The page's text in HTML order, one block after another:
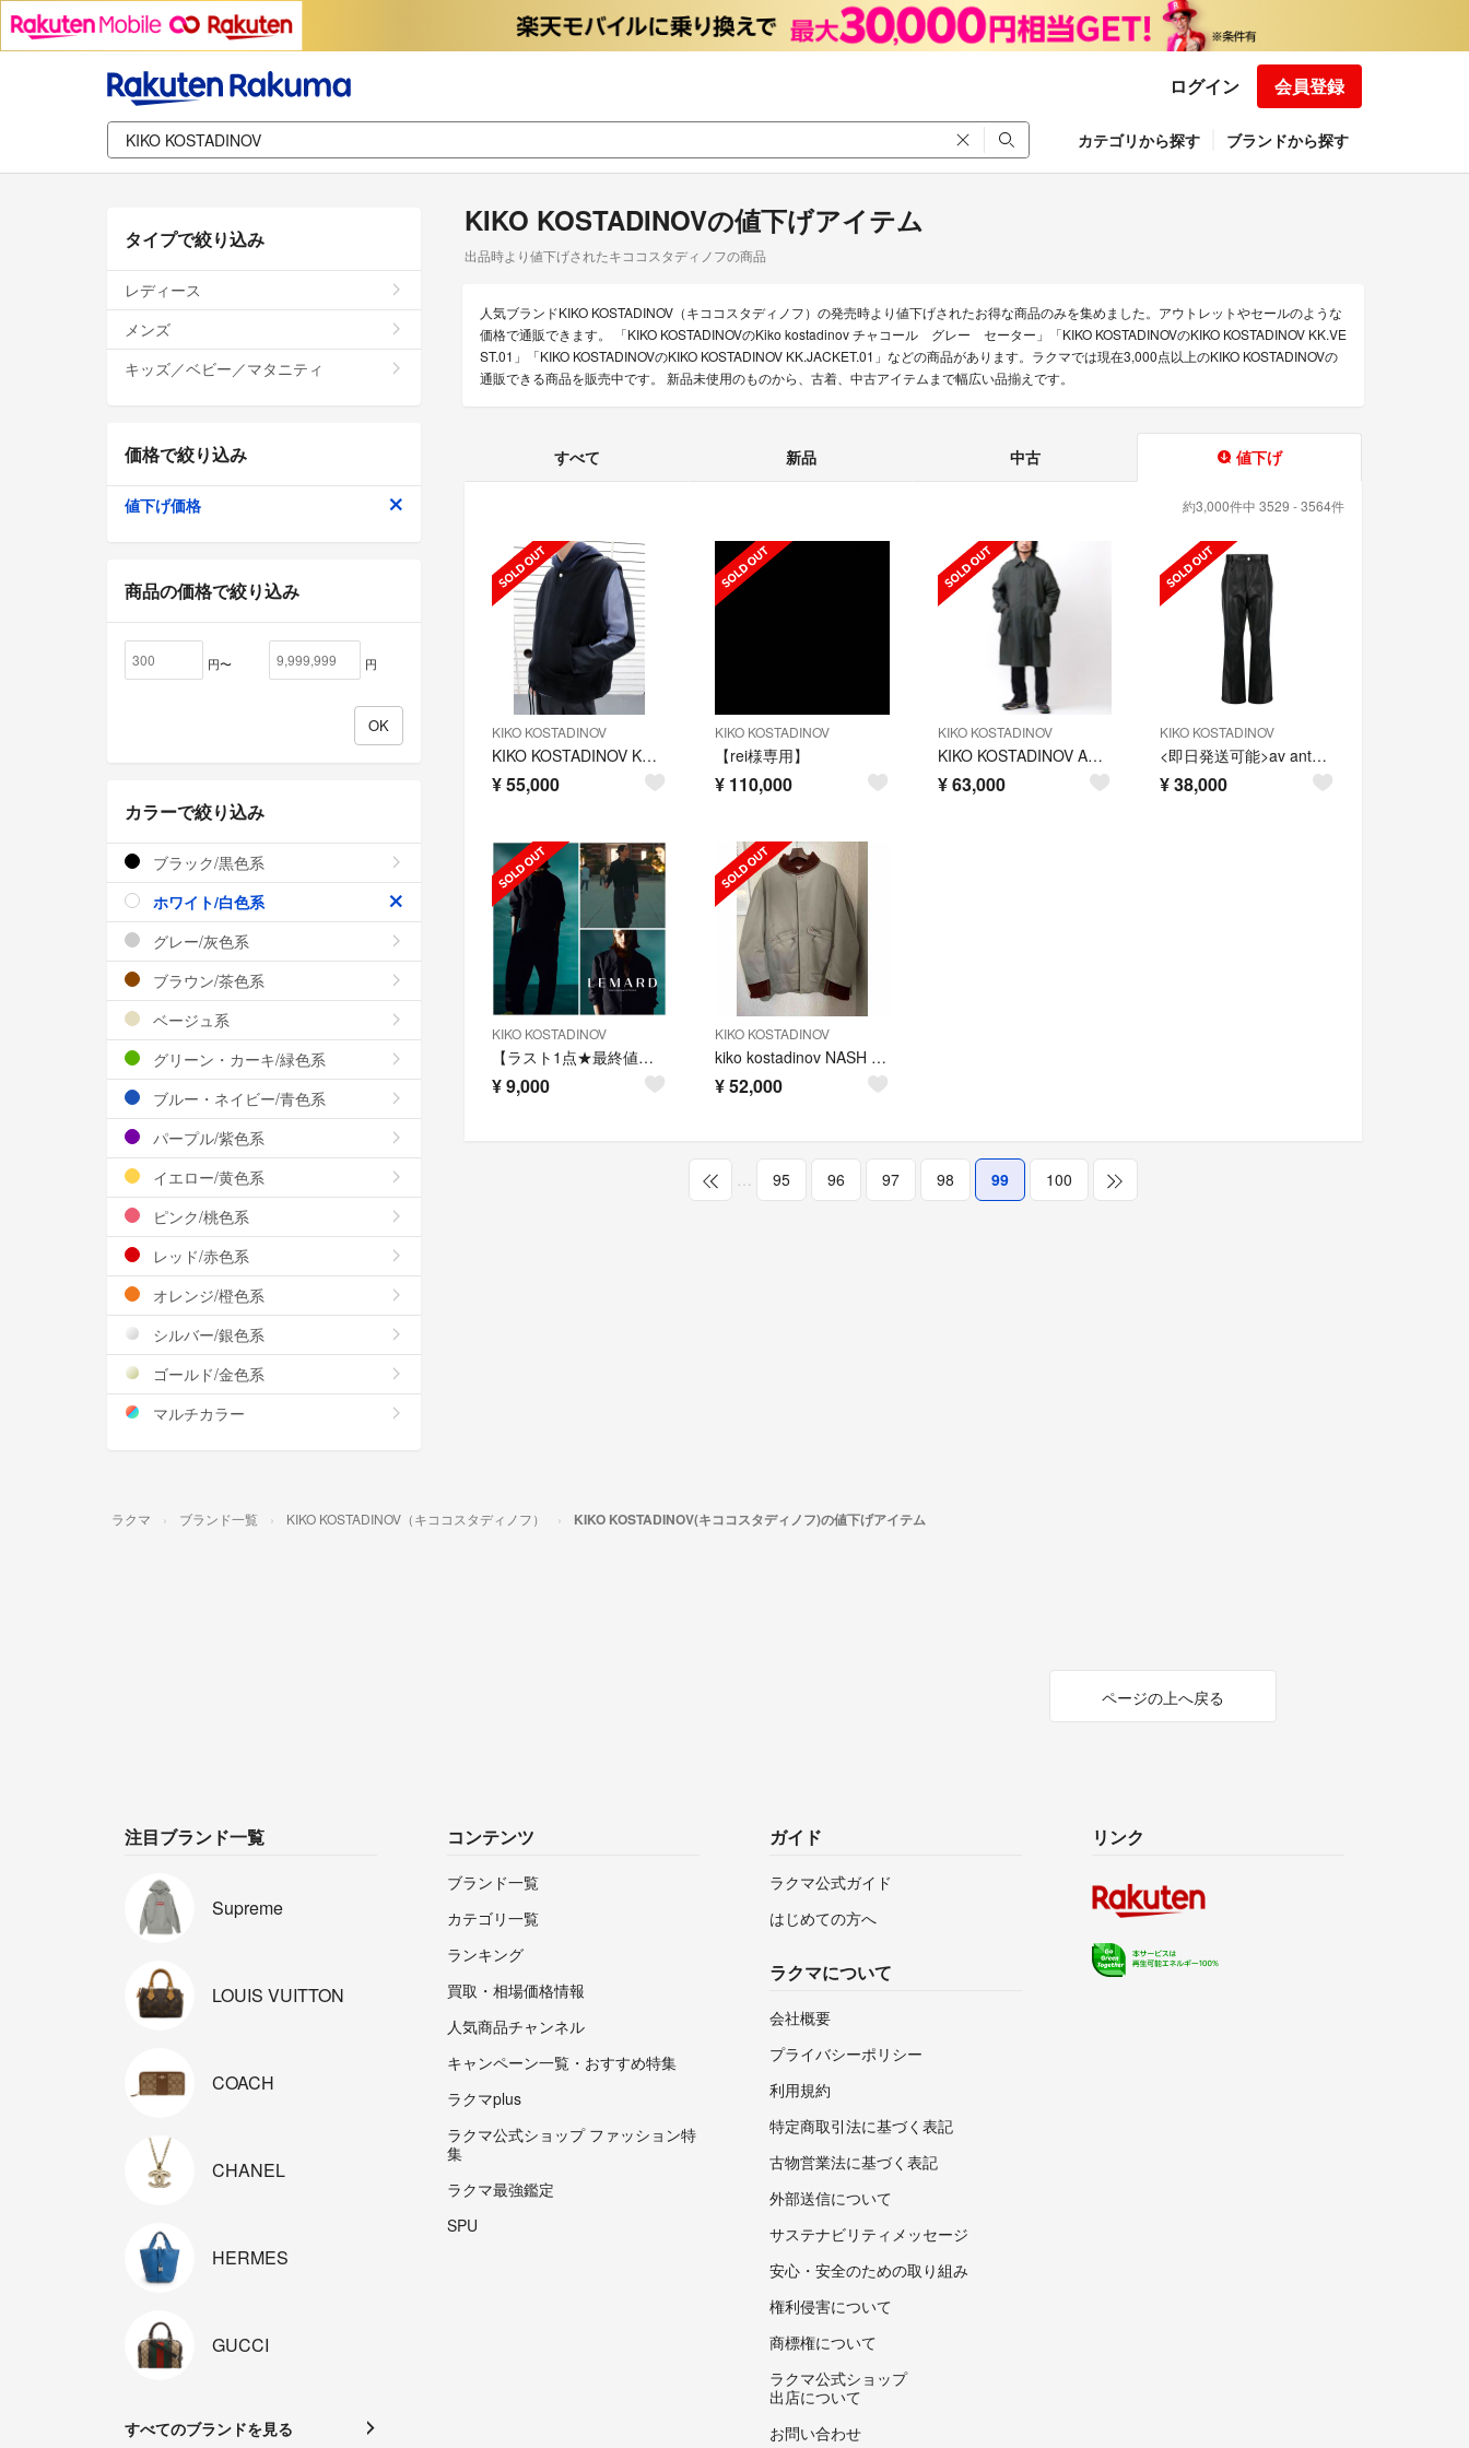
ログイン 会員登録
カテゴリから探す ブランドから探す
KIKO KOSTADINOVの値下げアイテム
出品時より値下げされたキココスタディノフの商品
人気ブランドKIKO KOSTADINOV（キココスタディノフ）の発売時より値下げされたお得な商品のみを集めました。アウトレットやセールのような
価格で通販できます。 「KIKO KOSTADINOVのKiko kostadinov チャコール グレー セーター」「KIKO KOSTADINOVのKIKO KOSTADINOV KK.VE
ST.01」「KIKO KOSTADINOVのKIKO KOSTADINOV KK.JACKET.01」などの商品があります。ラクマでは現在3,000点以上のKIKO KOSTADINOVの
通販できる商品を販売中です。 新品未使用のものから、古着、中古アイテムまで幅広い品揃えです。
すべて 新品 中古 値下げ
約3,000件中 3529 - 3564件
KIKO KOSTADINOV
KIKO KOSTADINOV KK.VEST.01
¥55,000
KIKO KOSTADINOV
【rei様専用】
¥ 110,000
KIKO KOSTADINOV
KIKO KOSTADINOV ANAKAZEL TRENCH COAT
¥63,000
KIKO KOSTADINOV
<即日発送可能>av antonio vattev 22aw パンツ スラックス
¥38,000
KIKO KOSTADINOV
【ラスト1点★最終値下げ】LEMARD セミオーバー ショートジャケット
¥9,000
KIKO KOSTADINOV
kiko kostadinov NASH HUNTING COAT
¥52,000
… 95 96 97 98 99 100
タイプで絞り込み
レディース
メンズ
キッズ／ベビー／マタニティ
価格で絞り込み
値下げ価格
商品の価格で絞り込み
円〜 円
カラーで絞り込み
ブラック/黒色系
ホワイト/白色系
グレー/灰色系
ブラウン/茶色系
ベージュ系
グリーン・カーキ/緑色系
ブルー・ネイビー/青色系
パープル/紫色系
イエロー/黄色系
ピンク/桃色系
レッド/赤色系
オレンジ/橙色系
シルバー/銀色系
ゴールド/金色系
マルチカラー
ラクマ ブランド一覧 KIKO KOSTADINOV（キココスタディノフ） KIKO KOSTADINOV(キココスタディノフ)の値下げアイテム
ページの上へ戻る
注目ブランド一覧
Supreme
LOUIS VUITTON
COACH
CHANEL
HERMES
GUCCI
すべてのブランドを見る
コンテンツ
ブランド一覧
カテゴリ一覧
ランキング
買取・相場価格情報
人気商品チャンネル
キャンペーン一覧・おすすめ特集
ラクマplus
ラクマ公式ショップ ファッション特
集
ラクマ最強鑑定
SPU
ガイド
ラクマ公式ガイド
はじめての方へ
ラクマについて
会社概要
プライバシーポリシー
利用規約
特定商取引法に基づく表記
古物営業法に基づく表記
外部送信について
サステナビリティメッセージ
安心・安全のための取り組み
権利侵害について
商標権について
ラクマ公式ショップ
出店について
お問い合わせ
リンク